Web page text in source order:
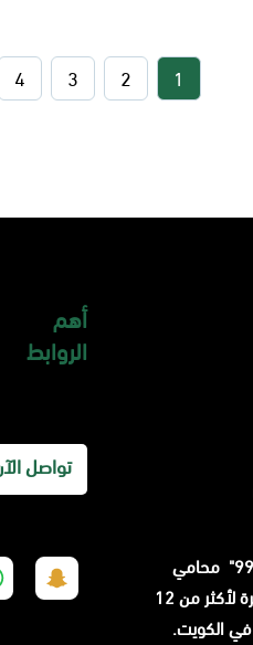
1
2
3
4
الكويت "99936799" محامي
خبرة لأكثر من 12
في الكويت.
أهم
الروابط
تواصل
على